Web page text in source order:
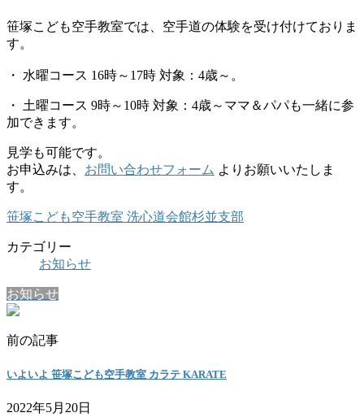
笹塚こども空手教室では、空手道の体験を受け付けておりま
す。
・ 水曜コース 16時～17時 対象：4歳～。
・ 土曜コース 9時～10時 対象：4歳～ママ＆パパも一緒に参
加できます。
見学も可能です。
お申込みは、 お問い合わせフォーム よりお願いいたしま
す。
笹塚こども空手教室 洗心道会館杉並支部
カテゴリー
お知らせ
お知らせ
前の記事
いよいよ 笹塚こども空手教室 カラテ KARATE
2022年5月20日